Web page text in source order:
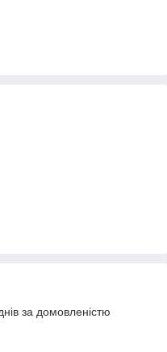
за домовленістю